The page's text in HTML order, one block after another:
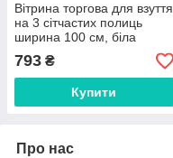
Вітрина торгова для взуття
на 3 сітчастих полиць
ширина 100 см, біла
793 ₴
Купити
Про нас